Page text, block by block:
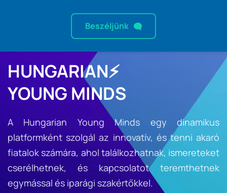
Beszéljünk
HUNGARIAN⚡
YOUNG MINDS
A Hungarian Young Minds egy dinamikus
platformként szolgál az innovatív, és tenni akaró
fiatalok számára, ahol találkozhatnak, ismereteket
cserélhetnek, és kapcsolatot teremthetnek
egymással és iparági szakértőkkel.